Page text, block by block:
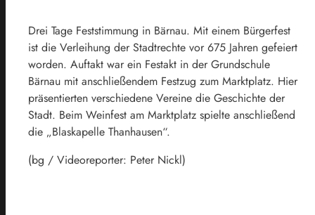
Drei Tage Feststimmung in Bärnau. Mit einem Bürgerfest
ist die Verleihung der Stadtrechte vor 675 Jahren gefeiert
worden. Auftakt war ein Festakt in der Grundschule
Bärnau mit anschließendem Festzug zum Marktplatz. Hier
präsentierten verschiedene Vereine die Geschichte der
Stadt. Beim Weinfest am Marktplatz spielte anschließend
die „Blaskapelle Thanhausen“.
(bg / Videoreporter: Peter Nickl)